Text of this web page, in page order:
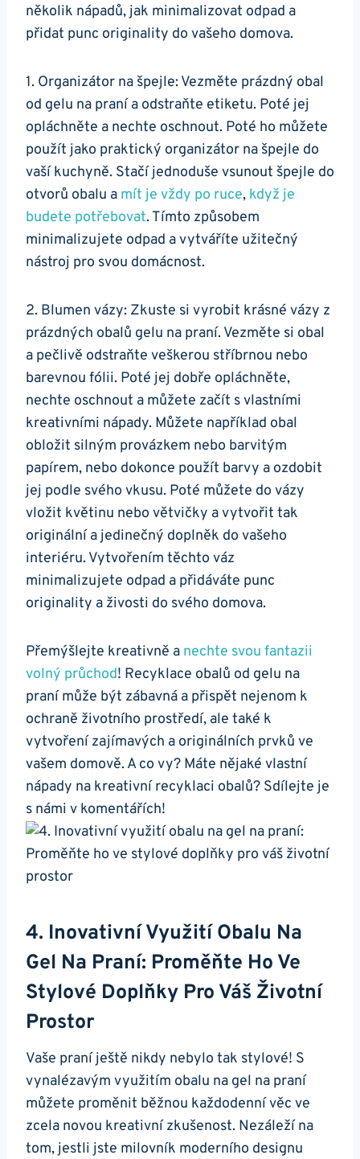
několik ‌nápadů, jak minimalizovat odpad a
přidat punc originality do vašeho domova.
1. Organizátor na špejle: ⁤Vezměte‌ prázdný⁢ obal
od gelu na praní a odstraňte etiketu. Poté jej
opláchněte a nechte oschnout. Poté ho můžete
použít jako praktický organizátor na špejle do
vaší⁣ kuchyně. Stačí jednoduše ⁣vsunout špejle do
‌otvorů‌ obalu a mít je vždy po ruce, když je
budete potřebovat. ⁣Tímto způsobem
minimalizujete odpad‍ a vytváříte užitečný
nástroj pro⁣ svou domácnost.
2. Blumen vázy: Zkuste si vyrobit krásné vázy z
prázdných obalů gelu na praní. Vezměte si​ obal
a⁢ pečlivě odstraňte veškerou stříbrnou nebo
barevnou fólii. Poté jej dobře opláchněte,
nechte oschnout a můžete začít s vlastními
kreativními nápady. Můžete například obal
obložit​ silným provázkem nebo barvitým‍
papírem, nebo dokonce použít barvy a ozdobit
jej podle svého vkusu. Poté můžete do vázy⁣
vložit květinu nebo větvičky a vytvořit​ tak
‍originální ‍a jedinečný doplněk do ⁣vašeho
interiéru. Vytvořením těchto váz
minimalizujete odpad ‍a přidáváte​ punc
originality a živosti do svého domova.
Přemýšlejte kreativně ‍a nechte svou fantazii⁤
volný průchod! Recyklace obalů od gelu na
praní může být⁤ zábavná a přispět nejenom k
ochraně⁤ životního prostředí, ale ‌také k
vytvoření zajímavých a originálních ‌prvků ve
vašem domově. A co vy?‍ Máte nějaké vlastní
nápady na kreativní recyklaci obalů? ​Sdílejte je
s námi v komentářích!
4. Inovativní Využití Obalu Na
Gel Na Praní: Proměňte Ho Ve
Stylové Doplňky Pro Váš Životní
Prostor
Vaše praní ještě nikdy nebylo tak stylové! S
vynalézavým využitím obalu na gel na praní
můžete proměnit běžnou‌ každodenní věc‍ ve
zcela⁣ novou ⁤kreativní zkušenost. Nezáleží na
tom, jestli jste milovník moderního designu